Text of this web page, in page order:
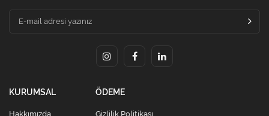
KURUMSAL
Hakkımızda
ÖDEME
Gizlilik Politikası